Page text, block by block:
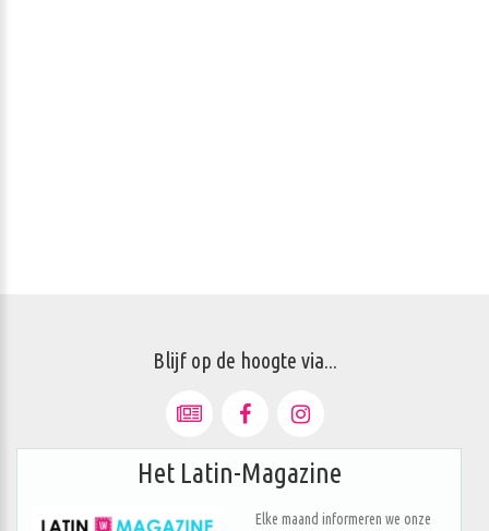
Blijf op de hoogte via...
Het Latin-Magazine
Elke maand informeren we onze